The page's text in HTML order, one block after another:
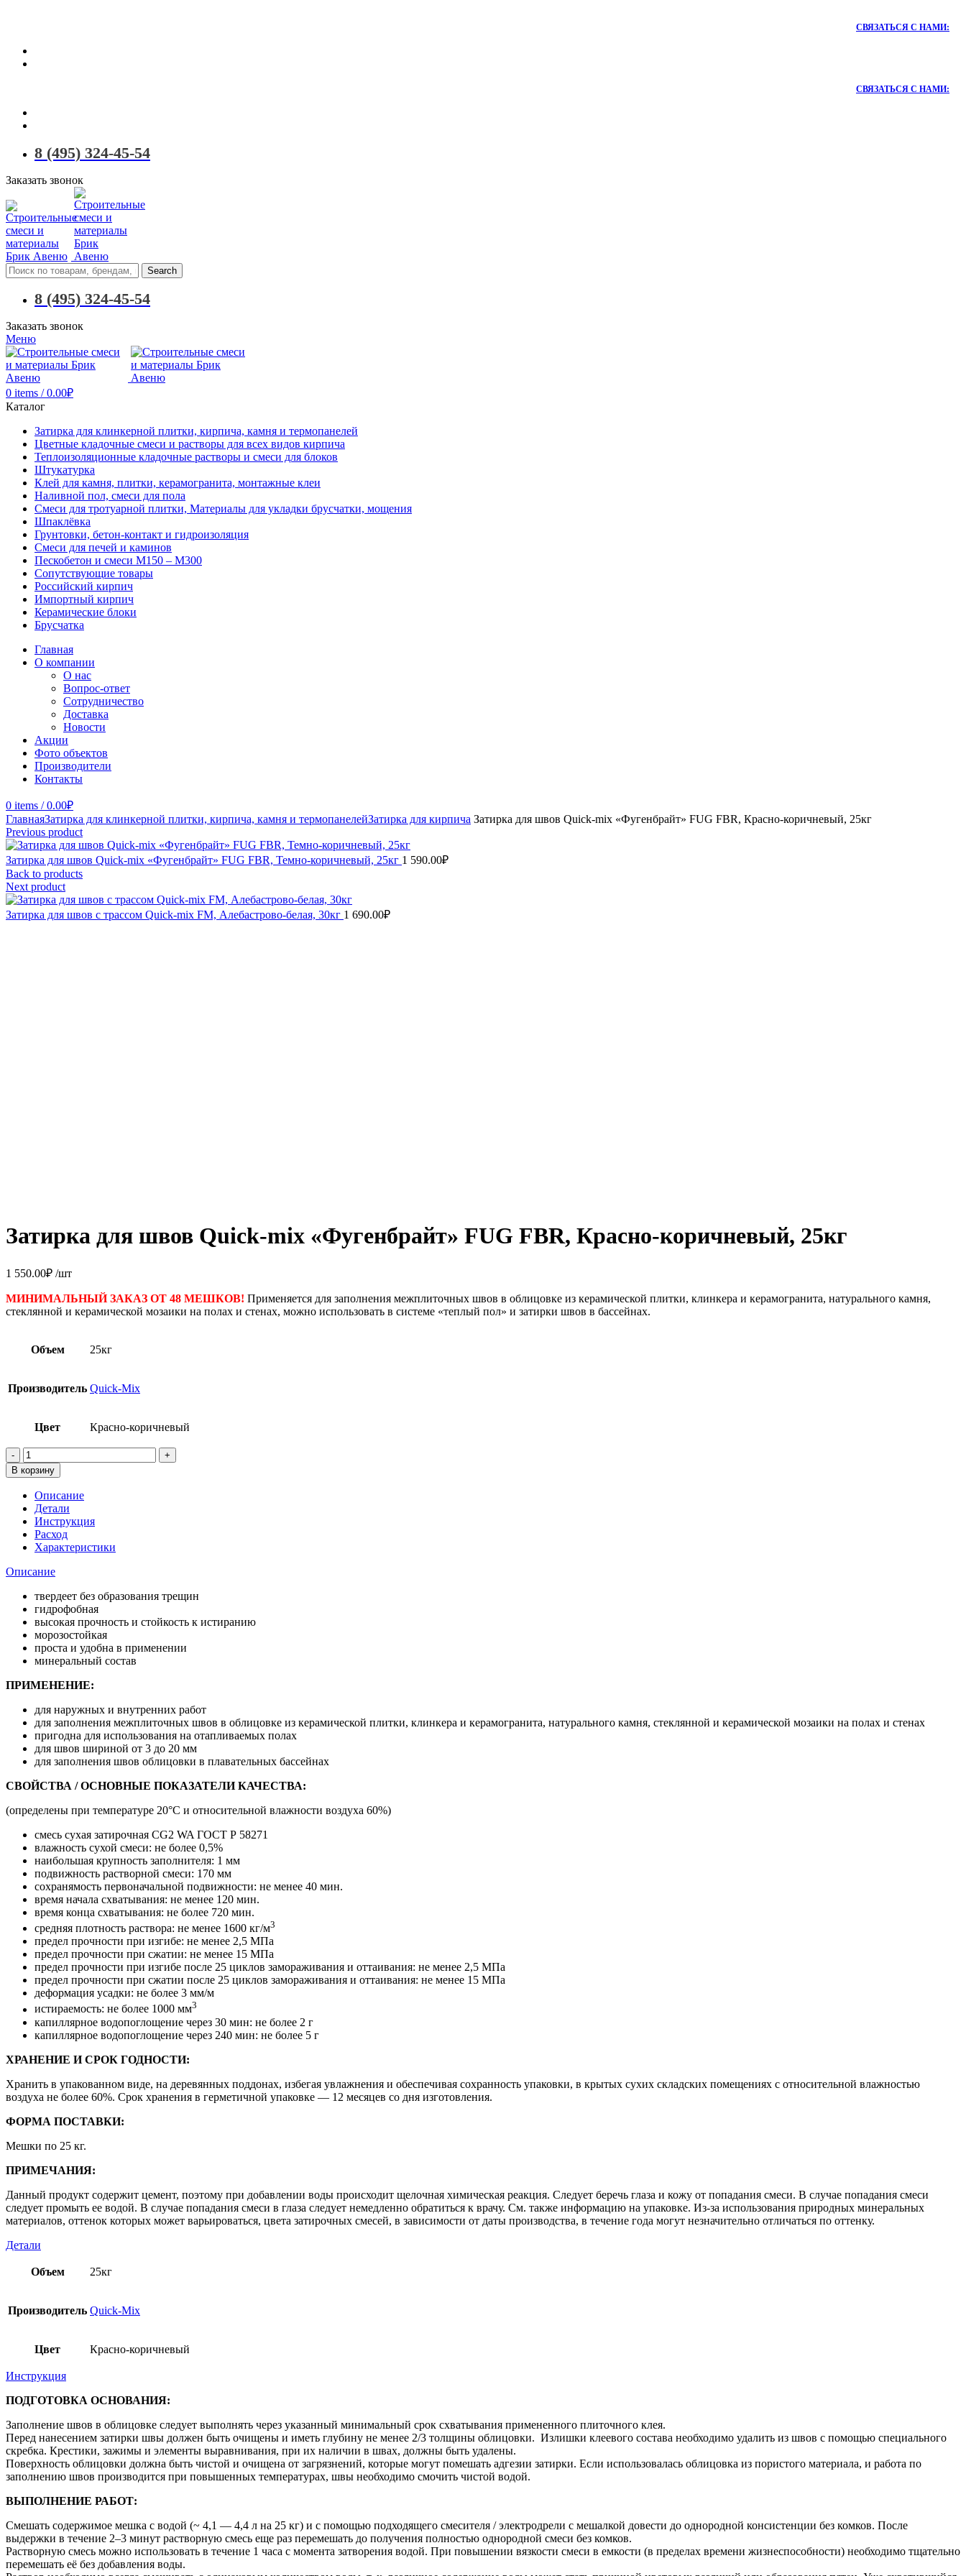
СВЯЗАТЬСЯ С НАМИ:
СВЯЗАТЬСЯ С НАМИ:
8 (495) 324-45-54
Заказать звонок
Search
8 (495) 324-45-54
Заказать звонок
Меню
0 items / 0.00₽
Каталог
Затирка для клинкерной плитки, кирпича, камня и термопанелей
Цветные кладочные смеси и растворы для всех видов кирпича
Теплоизоляционные кладочные растворы и смеси для блоков
Штукатурка
Клей для камня, плитки, керамогранита, монтажные клеи
Наливной пол, смеси для пола
Смеси для тротуарной плитки, Материалы для укладки брусчатки, мощения
Шпаклёвка
Грунтовки, бетон-контакт и гидроизоляция
Смеси для печей и каминов
Пескобетон и смеси М150 – М300
Сопутствующие товары
Российский кирпич
Импортный кирпич
Керамические блоки
Брусчатка
Главная
О компании
О нас
Вопрос-ответ
Сотрудничество
Доставка
Новости
Акции
Фото объектов
Производители
Контакты
0 items / 0.00₽
ГлавнаяЗатирка для клинкерной плитки, кирпича, камня и термопанелейЗатирка для кирпича Затирка для швов Quick-mix «Фугенбрайт» FUG FBR, Красно-коричневый, 25кг
Previous product
Затирка для швов Quick-mix «Фугенбрайт» FUG FBR, Темно-коричневый, 25кг 1 590.00₽
Back to products
Next product
Затирка для швов с трассом Quick-mix FM, Алебастрово-белая, 30кг 1 690.00₽
Затирка для швов Quick-mix «Фугенбрайт» FUG FBR, Красно-коричневый, 25кг
1 550.00₽ /шт
МИНИМАЛЬНЫЙ ЗАКАЗ ОТ 48 МЕШКОВ! Применяется для заполнения межплиточных швов в облицовке из керамической плитки, клинкера и керамогранита, натурального камня,
стеклянной и керамической мозаики на полах и стенах, можно использовать в системе «теплый пол» и затирки швов в бассейнах.
Объем 25кг
Производитель Quick-Mix
Цвет Красно-коричневый
Количество
товара
Затирка
для
швов
Quick-
mix
«Фугенбрайт»
FUG
FBR,
коричневый,
25кг
В корзину
Описание
Детали
Инструкция
Расход
Характеристики
Описание
твердеет без образования трещин
гидрофобная
высокая прочность и стойкость к истиранию
морозостойкая
проста и удобна в применении
минеральный состав
ПРИМЕНЕНИЕ:
для наружных и внутренних работ
для заполнения межплиточных швов в облицовке из керамической плитки, клинкера и керамогранита, натурального камня, стеклянной и керамической мозаики на полах и стенах
пригодна для использования на отапливаемых полах
для швов шириной от 3 до 20 мм
для заполнения швов облицовки в плавательных бассейнах
СВОЙСТВА / ОСНОВНЫЕ ПОКАЗАТЕЛИ КАЧЕСТВА:
(определены при температуре 20°С и относительной влажности воздуха 60%)
смесь сухая затирочная СG2 WA ГОСТ Р 58271
влажность сухой смеси: не более 0,5%
наибольшая крупность заполнителя: 1 мм
подвижность растворной смеси: 170 мм
сохранямость первоначальной подвижности: не менее 40 мин.
время начала схватывания: не менее 120 мин.
время конца схватывания: не более 720 мин.
средняя плотность раствора: не менее 1600 кг/м3
предел прочности при изгибе: не менее 2,5 МПа
предел прочности при сжатии: не менее 15 МПа
предел прочности при изгибе после 25 циклов замораживания и оттаивания: не менее 2,5 МПа
предел прочности при сжатии после 25 циклов замораживания и оттаивания: не менее 15 МПа
деформация усадки: не более 3 мм/м
истираемость: не более 1000 мм3
капиллярное водопоглощение через 30 мин: не более 2 г
капиллярное водопоглощение через 240 мин: не более 5 г
ХРАНЕНИЕ И СРОК ГОДНОСТИ:
Хранить в упакованном виде, на деревянных поддонах, избегая увлажнения и обеспечивая сохранность упаковки, в крытых сухих складских помещениях с относительной влажностью
воздуха не более 60%. Срок хранения в герметичной упаковке — 12 месяцев со дня изготовления.
ФОРМА ПОСТАВКИ:
Мешки по 25 кг.
ПРИМЕЧАНИЯ:
Данный продукт содержит цемент, поэтому при добавлении воды происходит щелочная химическая реакция. Следует беречь глаза и кожу от попадания смеси. В случае попадания смеси
следует промыть ее водой. В случае попадания смеси в глаза следует немедленно обратиться к врачу. См. также информацию на упаковке. Из-за использования природных минеральных
материалов, оттенок которых может варьироваться, цвета затирочных смесей, в зависимости от даты производства, в течение года могут незначительно отличаться по оттенку.
Детали
Объем 25кг
Производитель Quick-Mix
Цвет Красно-коричневый
Инструкция
ПОДГОТОВКА ОСНОВАНИЯ:
Заполнение швов в облицовке следует выполнять через указанный минимальный срок схватывания примененного плиточного клея.
Перед нанесением затирки швы должен быть очищены и иметь глубину не менее 2/3 толщины облицовки. Излишки клеевого состава необходимо удалить из швов с помощью специального
скребка. Крестики, зажимы и элементы выравнивания, при их наличии в швах, должны быть удалены.
Поверхность облицовки должна быть чистой и очищена от загрязнений, которые могут помешать адгезии затирки. Если использовалась облицовка из пористого материала, и работа по
заполнению швов производится при повышенных температурах, швы необходимо смочить чистой водой.
ВЫПОЛНЕНИЕ РАБОТ:
Смешать содержимое мешка с водой (~ 4,1 — 4,4 л на 25 кг) и с помощью подходящего смесителя / электродрели с мешалкой довести до однородной консистенции без комков. После
выдержки в течение 2–3 минут растворную смесь еще раз перемешать до получения полностью однородной смеси без комков.
Растворную смесь можно использовать в течение 1 часа с момента затворения водой. При повышении вязкости смеси в емкости (в пределах времени жизнеспособности) необходимо тщательно
перемешать её без добавления воды.